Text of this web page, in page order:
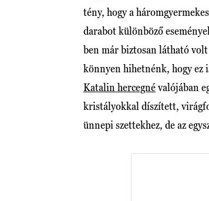
tény, hogy a
darabot különböző
ben már biztosan látható
könnyen hihetnénk, hogy ez
Katalin hercegnévalójában
kristályokkal díszített,
ünnepi szettekhez, de az